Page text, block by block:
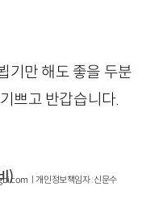
기만 해도 좋을 두분
쁘고 반갑습니다.
)
ㅣ개인정보책임자 : 신문수